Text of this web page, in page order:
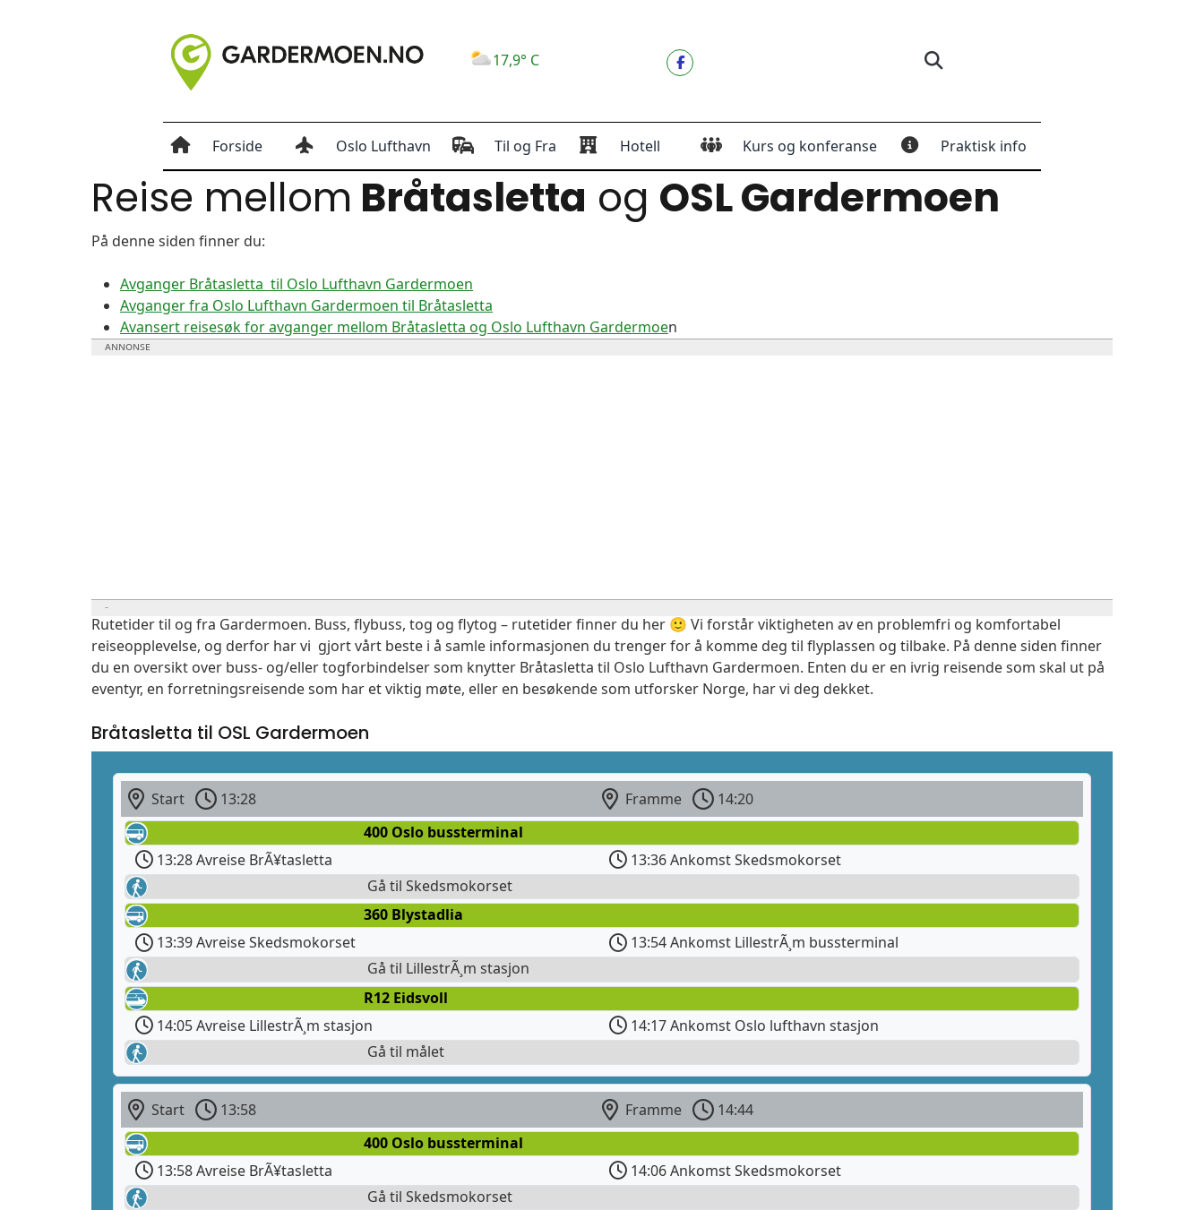
17,9° C
Forside Oslo Lufthavn Til og Fra Hotell Kurs og konferanse Praktisk info
Reise mellom Bråtasletta og OSL Gardermoen
På denne siden finner du:
Avganger Bråtasletta til Oslo Lufthavn Gardermoen
Avganger fra Oslo Lufthavn Gardermoen til Bråtasletta
Avansert reisesøk for avganger mellom Bråtasletta og Oslo Lufthavn Gardermoen
Rutetider til og fra Gardermoen. Buss, flybuss, tog og flytog – rutetider finner du her 🙂 Vi forstår viktigheten av en problemfri og komfortabel
reiseopplevelse, og derfor har vi gjort vårt beste i å samle informasjonen du trenger for å komme deg til flyplassen og tilbake. På denne siden finner
du en oversikt over buss- og/eller togforbindelser som knytter Bråtasletta til Oslo Lufthavn Gardermoen. Enten du er en ivrig reisende som skal ut på
eventyr, en forretningsreisende som har et viktig møte, eller en besøkende som utforsker Norge, har vi deg dekket.
Bråtasletta til OSL Gardermoen
Start 13:28 Framme
14:20
400 Oslo bussterminal
13:28 Avreise BrÃ¥tasletta
13:36 Ankomst Skedsmokorset
Gå til Skedsmokorset
360 Blystadlia
13:39 Avreise Skedsmokorset
13:54 Ankomst LillestrÃ¸m bussterminal
Gå til LillestrÃ¸m stasjon
R12 Eidsvoll
14:05 Avreise LillestrÃ¸m stasjon
14:17 Ankomst Oslo lufthavn stasjon
Gå til målet
Start 13:58 Framme
14:44
400 Oslo bussterminal
13:58 Avreise BrÃ¥tasletta
14:06 Ankomst Skedsmokorset
Gå til Skedsmokorset